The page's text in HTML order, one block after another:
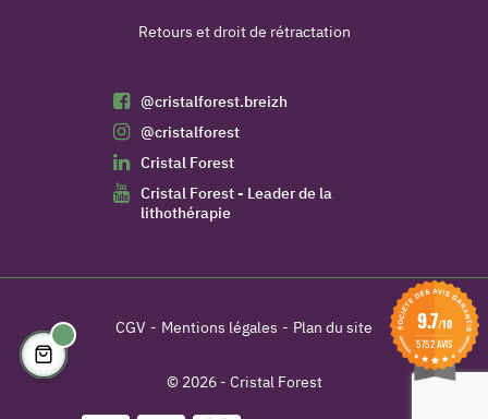
Retours et droit de rétractation
@cristalforest.breizh
@cristalforest
Cristal Forest
Cristal Forest - Leader de la
lithothérapie
CGV Mentions légales Plan du site
© 2026 - Cristal Forest
9.7/10
5752 AVIS